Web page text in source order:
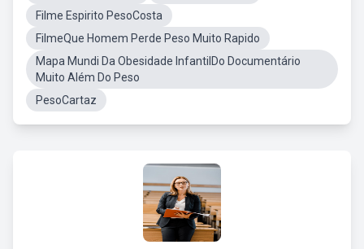
Filme Espirito PesoCosta
FilmeQue Homem Perde Peso Muito Rapido
Mapa Mundi Da Obesidade InfantilDo Documentário
Muito Além Do Peso
PesoCartaz